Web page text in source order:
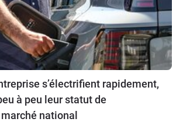
s’électrifient rapidement,
à peu leur statut de
national